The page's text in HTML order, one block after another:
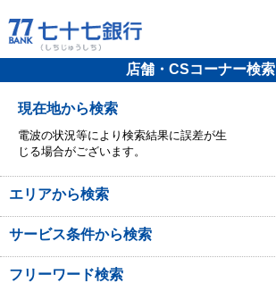
店舗・CSコーナー検索
現在地から検索
電波の状況等により検索結果に誤差が生
じる場合がございます。
エリアから検索
サービス条件から検索
フリーワード検索